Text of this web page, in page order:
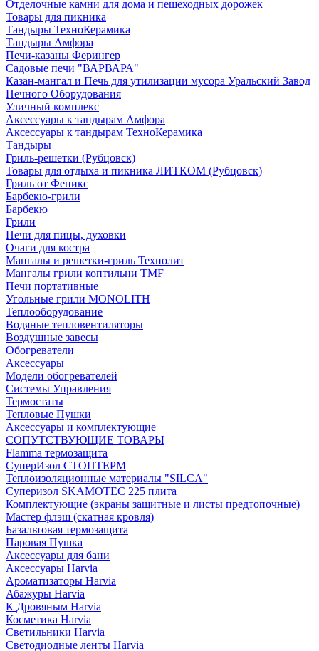
Отделочные камни для дома и пешеходных дорожек
Товары для пикника
Тандыры ТехноКерамика
Тандыры Амфора
Печи-казаны Ферингер
Садовые печи "ВАРВАРА"
Казан-мангал и Печь для утилизации мусора Уральский Завод
Печного Оборудования
Уличный комплекс
Аксессуары к тандырам Амфора
Аксессуары к тандырам ТехноКерамика
Тандыры
Гриль-решетки (Рубцовск)
Товары для отдыха и пикника ЛИТКОМ (Рубцовск)
Гриль от Феникс
Барбекю-грили
Барбекю
Грили
Печи для пицы, духовки
Очаги для костра
Мангалы и решетки-гриль Технолит
Мангалы грили коптильни TMF
Печи портативные
Угольные грили MONOLITH
Теплооборудование
Водяные тепловентиляторы
Воздушные завесы
Обогреватели
Аксессуары
Модели обогревателей
Системы Управления
Термостаты
Тепловые Пушки
Аксессуары и комплектующие
СОПУТСТВУЮЩИЕ ТОВАРЫ
Flamma термозащита
СуперИзол СТОПТЕРМ
Теплоизоляционные материалы "SILCA"
Суперизол SKAMOTEC 225 плита
Комплектующие (экраны защитные и листы предтопочные)
Мастер флэш (скатная кровля)
Базальтовая термозащита
Паровая Пушка
Аксессуары для бани
Аксессуары Harvia
Ароматизаторы Harvia
Абажуры Harvia
К Дровяным Harvia
Косметика Harvia
Светильники Harvia
Светодиодные ленты Harvia